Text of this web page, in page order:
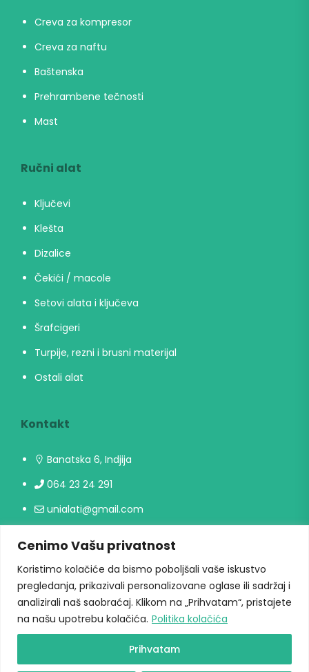
Cenimo Vašu privatnost
Koristimo kolačiće da bismo poboljšali vaše iskustvo
pregledanja, prikazivali personalizovane oglase ili sadržaj i
analizirali naš saobraćaj. Klikom na „Prihvatam“, pristajete
na našu upotrebu kolačića. Politika kolačića
Prihvatam
Creva za kompresor
Creva za naftu
Baštenska
Prehrambene tečnosti
Mast
Ručni alat
Ključevi
Klešta
Dizalice
Čekići / macole
Setovi alata i ključeva
Šrafcigeri
Turpije, rezni i brusni materijal
Ostali alat
Kontakt
Banatska 6, Indjija
064 23 24 291
unialati@gmail.com
Radno vreme
Radni danima: 09h-17h
Vikendom ne radimo